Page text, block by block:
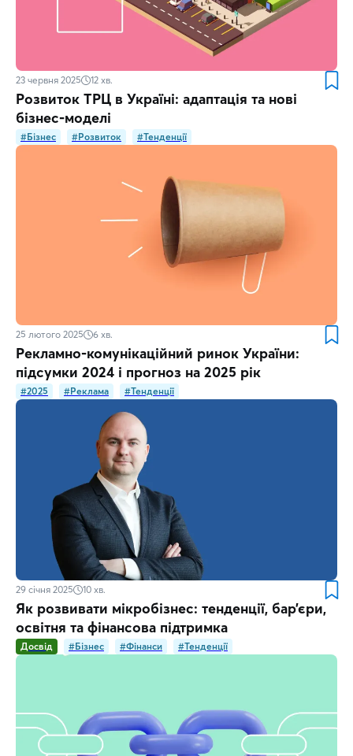
23 червня 2025 12 хв.
Розвиток ТРЦ в Україні: адаптація та нові
бізнес-моделі
#Бізнес #Розвиток #Тенденції
25 лютого 2025 6 хв.
Рекламно-комунікаційний ринок України:
підсумки 2024 і прогноз на 2025 рік
#2025 #Реклама #Тенденції
29 січня 2025 10 хв.
Як розвивати мікробізнес: тенденції, бар’єри,
освітня та фінансова підтримка
Досвід #Бізнес #Фінанси #Тенденції